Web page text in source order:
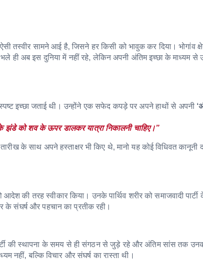
तस्वीर सामने आई है, जिसने हर किसी को भावुक कर दिया। भोगांव
ही अब इस दुनिया में नहीं रहे, लेकिन अपनी अंतिम इच्छा के माध्यम से
इच्छा जताई थी। उन्होंने एक सफेद कपड़े पर अपने हाथों से अपनी
के झंडे को शव के ऊपर डालकर यात्रा निकालनी चाहिए।”
के साथ अपने हस्ताक्षर भी किए थे, मानो यह कोई विधिवत कानूनी
की तरह स्वीकार किया। उनके पार्थिव शरीर को समाजवादी
संघर्ष और पहचान का प्रतीक रही।
की स्थापना के समय से ही संगठन से जुड़े रहे और अंतिम सांस तक
नहीं, बल्कि विचार और संघर्ष का रास्ता थी।